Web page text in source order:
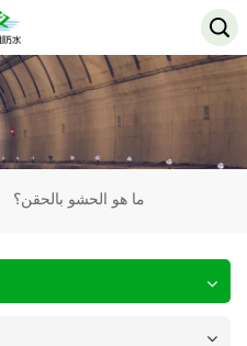
ما هو الحشو بالحقن؟